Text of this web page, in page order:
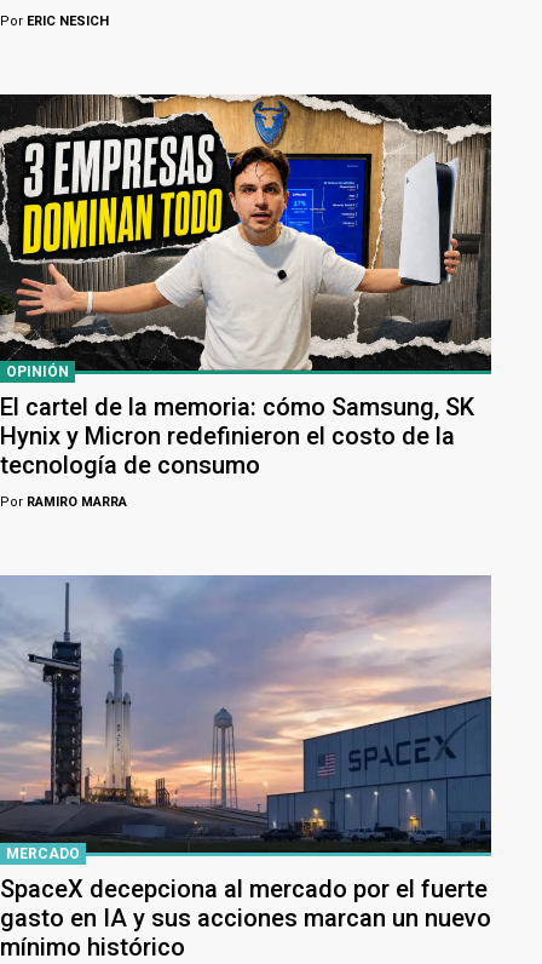
Por ERIC NESICH
OPINIÓN
El cartel de la memoria: cómo Samsung, SK
Hynix y Micron redefinieron el costo de la
tecnología de consumo
Por RAMIRO MARRA
MERCADO
SpaceX decepciona al mercado por el fuerte
gasto en IA y sus acciones marcan un nuevo
mínimo histórico